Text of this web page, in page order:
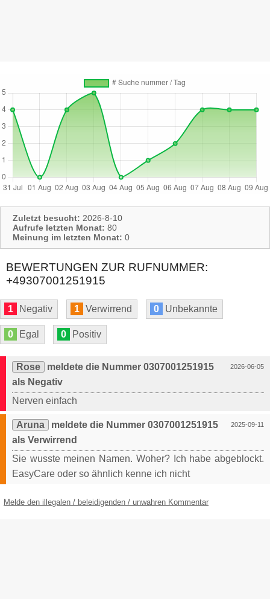
Zuletzt besucht: 2026-8-10
Aufrufe letzten Monat: 80
Meinung im letzten Monat: 0
BEWERTUNGEN ZUR RUFNUMMER:
+49307001251915
1 Negativ 1 Verwirrend 0 Unbekannte
0 Egal 0 Positiv
2026-06-05
Rose
meldete die Nummer 0307001251915
als Negativ
Nerven einfach
2025-09-11
Aruna
meldete die Nummer 0307001251915
als Verwirrend
Sie wusste meinen Namen. Woher? Ich habe abgeblockt.
EasyCare oder so ähnlich kenne ich nicht
Melde den illegalen / beleidigenden / unwahren Kommentar